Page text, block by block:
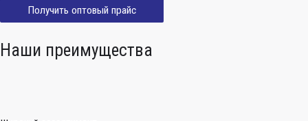
Получить оптовый прайс
Наши преимущества